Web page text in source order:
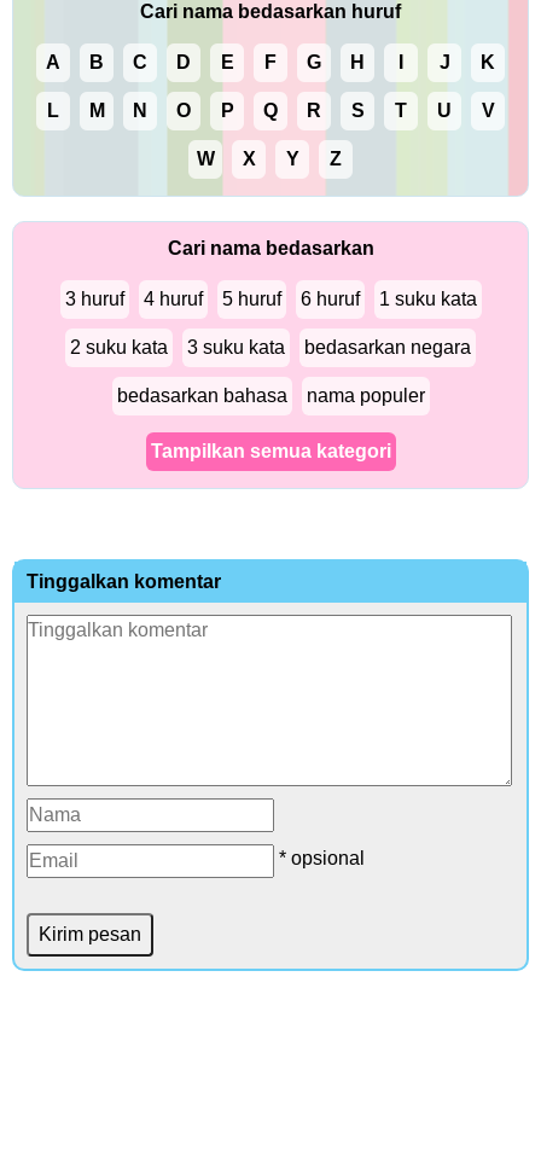
Cari nama bedasarkan huruf
A B C D E F G H J K
L M N O P Q R S T U V
W X Y Z
Cari nama bedasarkan
3 huruf 4 huruf 5 huruf 6 huruf 1 suku kata
2 suku kata 3 suku kata bedasarkan negara
bedasarkan bahasa nama populer
Tampilkan semua kategori
Tinggalkan komentar
* opsional